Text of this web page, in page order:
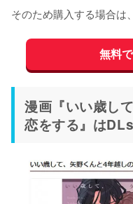
そのため購入する場合は
無料
漫画『いい歳し
恋をする』は